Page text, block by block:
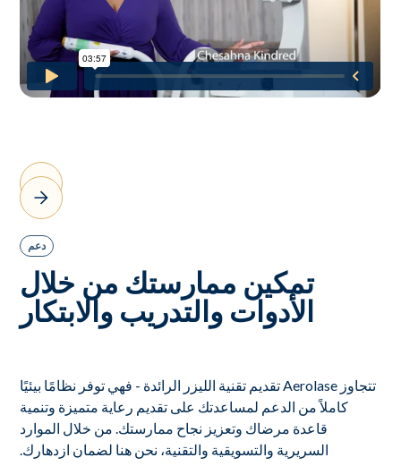
دعم
تمكين ممارستك من خلال
الأدوات والتدريب والابتكار
تتجاوز Aerolase تقديم تقنية الليزر الرائدة - فهي توفر نظامًا بيئيًا
كاملاً من الدعم لمساعدتك على تقديم رعاية متميزة وتنمية
قاعدة مرضاك وتعزيز نجاح ممارستك. من خلال الموارد
السريرية والتسويقية والتقنية، نحن هنا لضمان ازدهارك.